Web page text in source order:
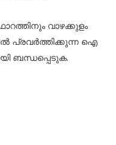
വാഴക്കുളം
പ്രവർത്തിക്കുന്ന ഐ
ബന്ധപ്പെടുക.